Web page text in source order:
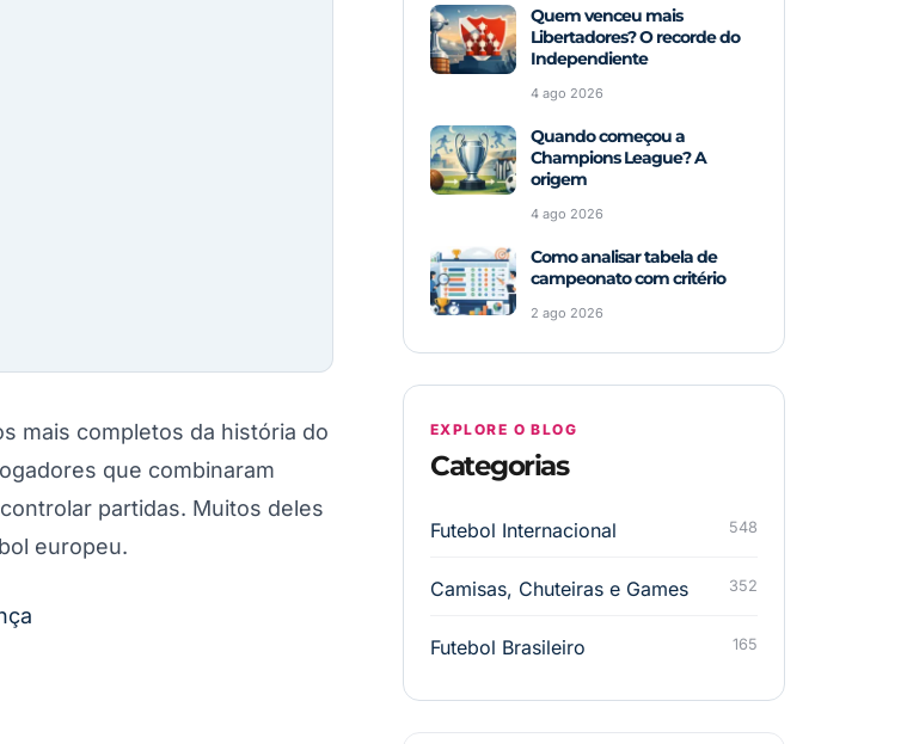
mais completos da história do
que combinaram
partidas. Muitos deles
europeu.
Quem venceu mais
Libertadores? O recorde do
Independiente
4 ago 2026
Quando começou a
Champions League? A
origem
4 ago 2026
Como analisar tabela de
campeonato com critério
2 ago 2026
EXPLORE O BLOG
Categorias
Futebol Internacional 548
Camisas, Chuteiras e Games 352
Futebol Brasileiro 165